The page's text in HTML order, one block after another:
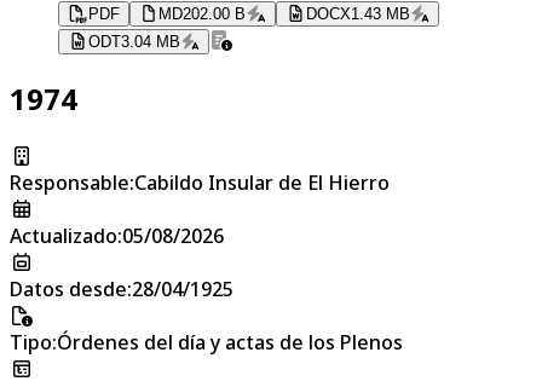
PDF MD202.00 B DOCX1.43 MB
ODT3.04 MB
1974
Responsable:Cabildo Insular de El Hierro
Actualizado:05/08/2026
Datos desde:28/04/1925
Tipo:Órdenes del día y actas de los Plenos